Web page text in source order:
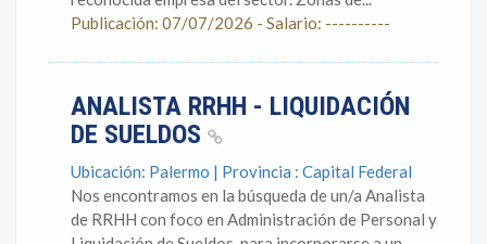
Publicación: 07/07/2026 - Salario: ----------
ANALISTA RRHH - LIQUIDACIÓN
DE SUELDOS
Ubicación: Palermo | Provincia : Capital Federal
Nos encontramos en la búsqueda de un/a Analista
de RRHH con foco en Administración de Personal y